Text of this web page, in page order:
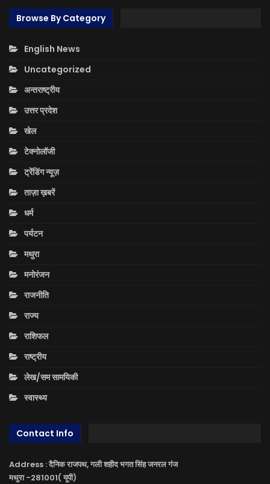
Browse By Category
English News
Uncategorized
अन्तराष्ट्रीय
उत्तर प्रदेश
खेल
टेक्नोलॉजी
ट्रेंडिंग न्यूज़
ताज़ा ख़बरें
धर्म
पर्यटन
मथुरा
मनोरंजन
राजनीति
राज्य
राशिफल
राष्ट्रीय
लेख/सम सामयिकी
स्वास्थ्य
Contact Info
Address : दैनिक राजपथ, गली शहीद भगत सिंह जनरल गंज
मथुरा -281001( यूपी)